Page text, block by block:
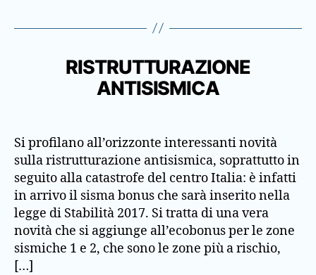
RISTRUTTURAZIONE
ANTISISMICA
Si profilano all’orizzonte interessanti novità
sulla ristrutturazione antisismica, soprattutto in
seguito alla catastrofe del centro Italia: è infatti
in arrivo il sisma bonus che sarà inserito nella
legge di Stabilità 2017. Si tratta di una vera
novità che si aggiunge all’ecobonus per le zone
sismiche 1 e 2, che sono le zone più a rischio,
[…]